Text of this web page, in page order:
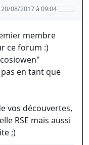
20/08/2017 à 09:04
membre
ce forum :)
en tant que
vos découvertes,
RSE mais aussi
;)